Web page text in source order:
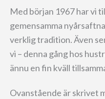
Med början 1967 har vi
gemensamma
verklig tradition. Även
vi – denna gång hos
ännu en fin kväll
Ovanstående är skrivet